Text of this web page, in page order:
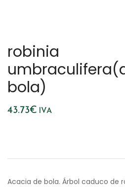
robinia
bola)
43.73€ IVA
Acacia de bola. Árbol caduco de